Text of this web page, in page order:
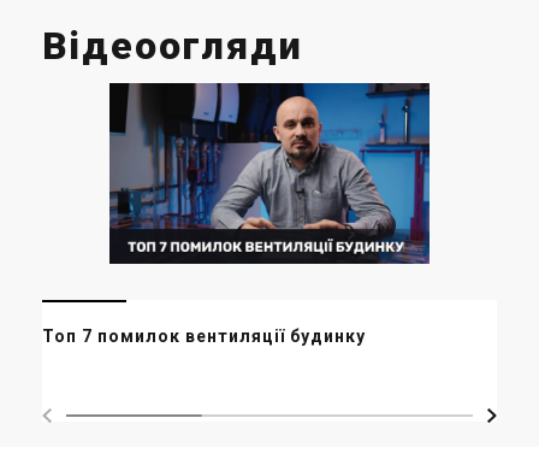
Відеоогляди
Топ 7 помилок вентиляції будинку